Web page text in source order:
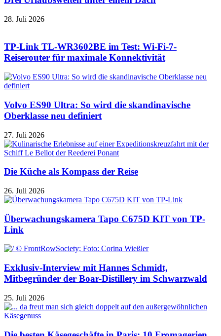
28. Juli 2026
TP-Link TL-WR3602BE im Test: Wi-Fi-7-
Reiserouter für maximale Konnektivität
Volvo ES90 Ultra: So wird die skandinavische
Oberklasse neu definiert
27. Juli 2026
Die Küche als Kompass der Reise
26. Juli 2026
Überwachungskamera Tapo C675D KIT von TP-
Link
Exklusiv-Interview mit Hannes Schmidt,
Mitbegründer der Boar-Distillery im Schwarzwald
25. Juli 2026